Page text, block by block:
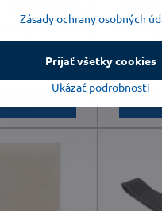
pre Winix
eukalyptus
Vonné
Zásady ochrany osobných
Ukázať podrobnosti
Prijať všetky cookies